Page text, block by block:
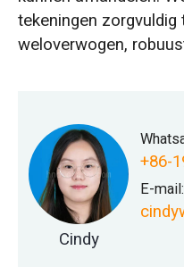
tekeningen zorgvuldig
weloverwogen,
Cindy
+86-
E-mail: